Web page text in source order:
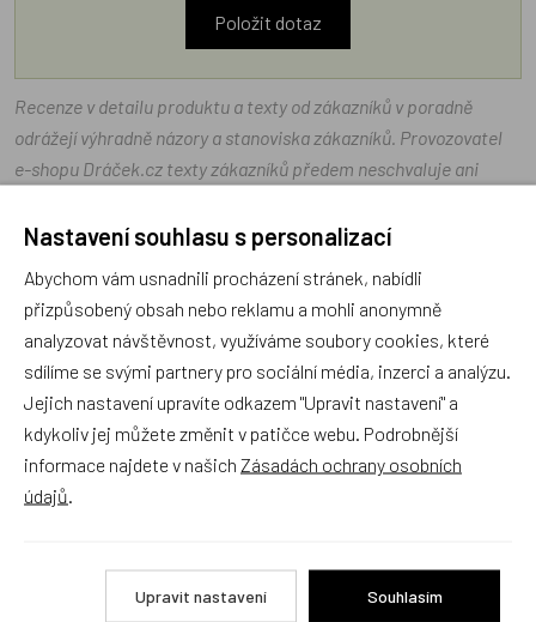
Položit dotaz
Recenze v detailu produktu a texty od zákazníků v poradně
odrážejí výhradně názory a stanoviska zákazníků. Provozovatel
e-shopu Dráček.cz texty zákazníků předem neschvaluje ani
Zatím zde nejsou žádné dotazy. Buďte první, kdo se zeptá!
Recenze
Produkt zatím nemá žádné hodnocení,
Přidat hodnocení
Nastavení souhlasu s personalizací
Abychom vám usnadnili procházení stránek, nabídli
přizpůsobený obsah nebo reklamu a mohli anonymně
analyzovat návštěvnost, využíváme soubory cookies, které
sdílíme se svými partnery pro sociální média, inzerci a analýzu.
Jejich nastavení upravíte odkazem "Upravit nastavení" a
kdykoliv jej můžete změnit v patičce webu. Podrobnější
informace najdete v našich Zásadách ochrany osobních
údajů
Upravit nastavení Souhlasím